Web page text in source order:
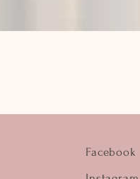
Facebook